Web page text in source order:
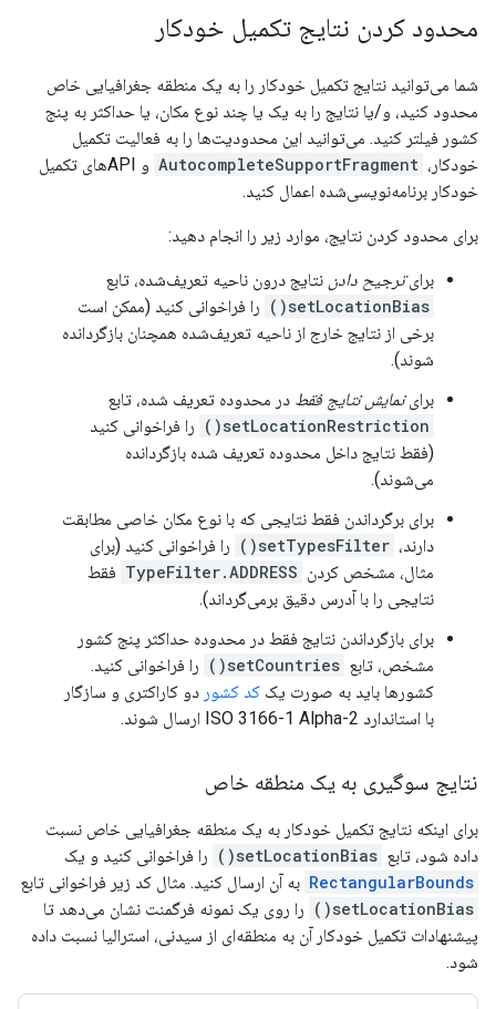
محدود کردن نتایج تکمیل خودکار
شما می‌توانید نتایج تکمیل خودکار را به یک منطقه جغرافیایی خاص
محدود کنید، و/یا نتایج را به یک یا چند نوع مکان، یا حداکثر به پنج
کشور فیلتر کنید. می‌توانید این محدودیت‌ها را به فعالیت تکمیل
خودکار، AutocompleteSupportFragment
و APIهای تکمیل
خودکار برنامه‌نویسی‌شده اعمال کنید.
برای محدود کردن نتایج، موارد زیر را انجام دهید:
برایترجیح دادن نتایج درون ناحیه تعریف‌شده، تابع
setLocationBias()
را فراخوانی کنید (ممکن است
برخی از نتایج خارج از ناحیه تعریف‌شده همچنان بازگردانده
شوند).
براینمایش نتایج فقط در محدوده تعریف شده، تابع
setLocationRestriction()
را فراخوانی کنید
(فقط نتایج داخل محدوده تعریف شده بازگردانده
می‌شوند).
برای برگرداندن فقط نتایجی که با نوع مکان خاصی مطابقت
دارند، setTypesFilter()
را فراخوانی کنید (برای
مثال، مشخص کردن
TypeFilter.ADDRESS فقط
نتایجی را با آدرس دقیق برمی‌گرداند).
برای بازگرداندن نتایج فقط در محدوده حداکثر پنج کشور
مشخص، تابع setCountries()
را فراخوانی کنید.
کشورها باید به صورت یک کد کشور دو کاراکتری و سازگار
با استاندارد ISO 3166-1 Alpha-2 ارسال شوند.
نتایج سوگیری به یک منطقه خاص
برای اینکه نتایج تکمیل خودکار به یک منطقه جغرافیایی خاص نسبت
داده شود، تابع setLocationBias()
را فراخوانی کنید و یک
RectangularBounds به آن ارسال کنید. مثال کد زیر فراخوانی تابع
setLocationBias()
را روی یک نمونه فرگمنت نشان می‌دهد تا
پیشنهادات تکمیل خودکار آن به منطقه‌ای از سیدنی، استرالیا نسبت داده
شود.